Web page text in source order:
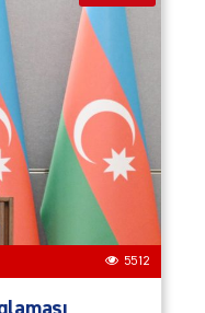
5512